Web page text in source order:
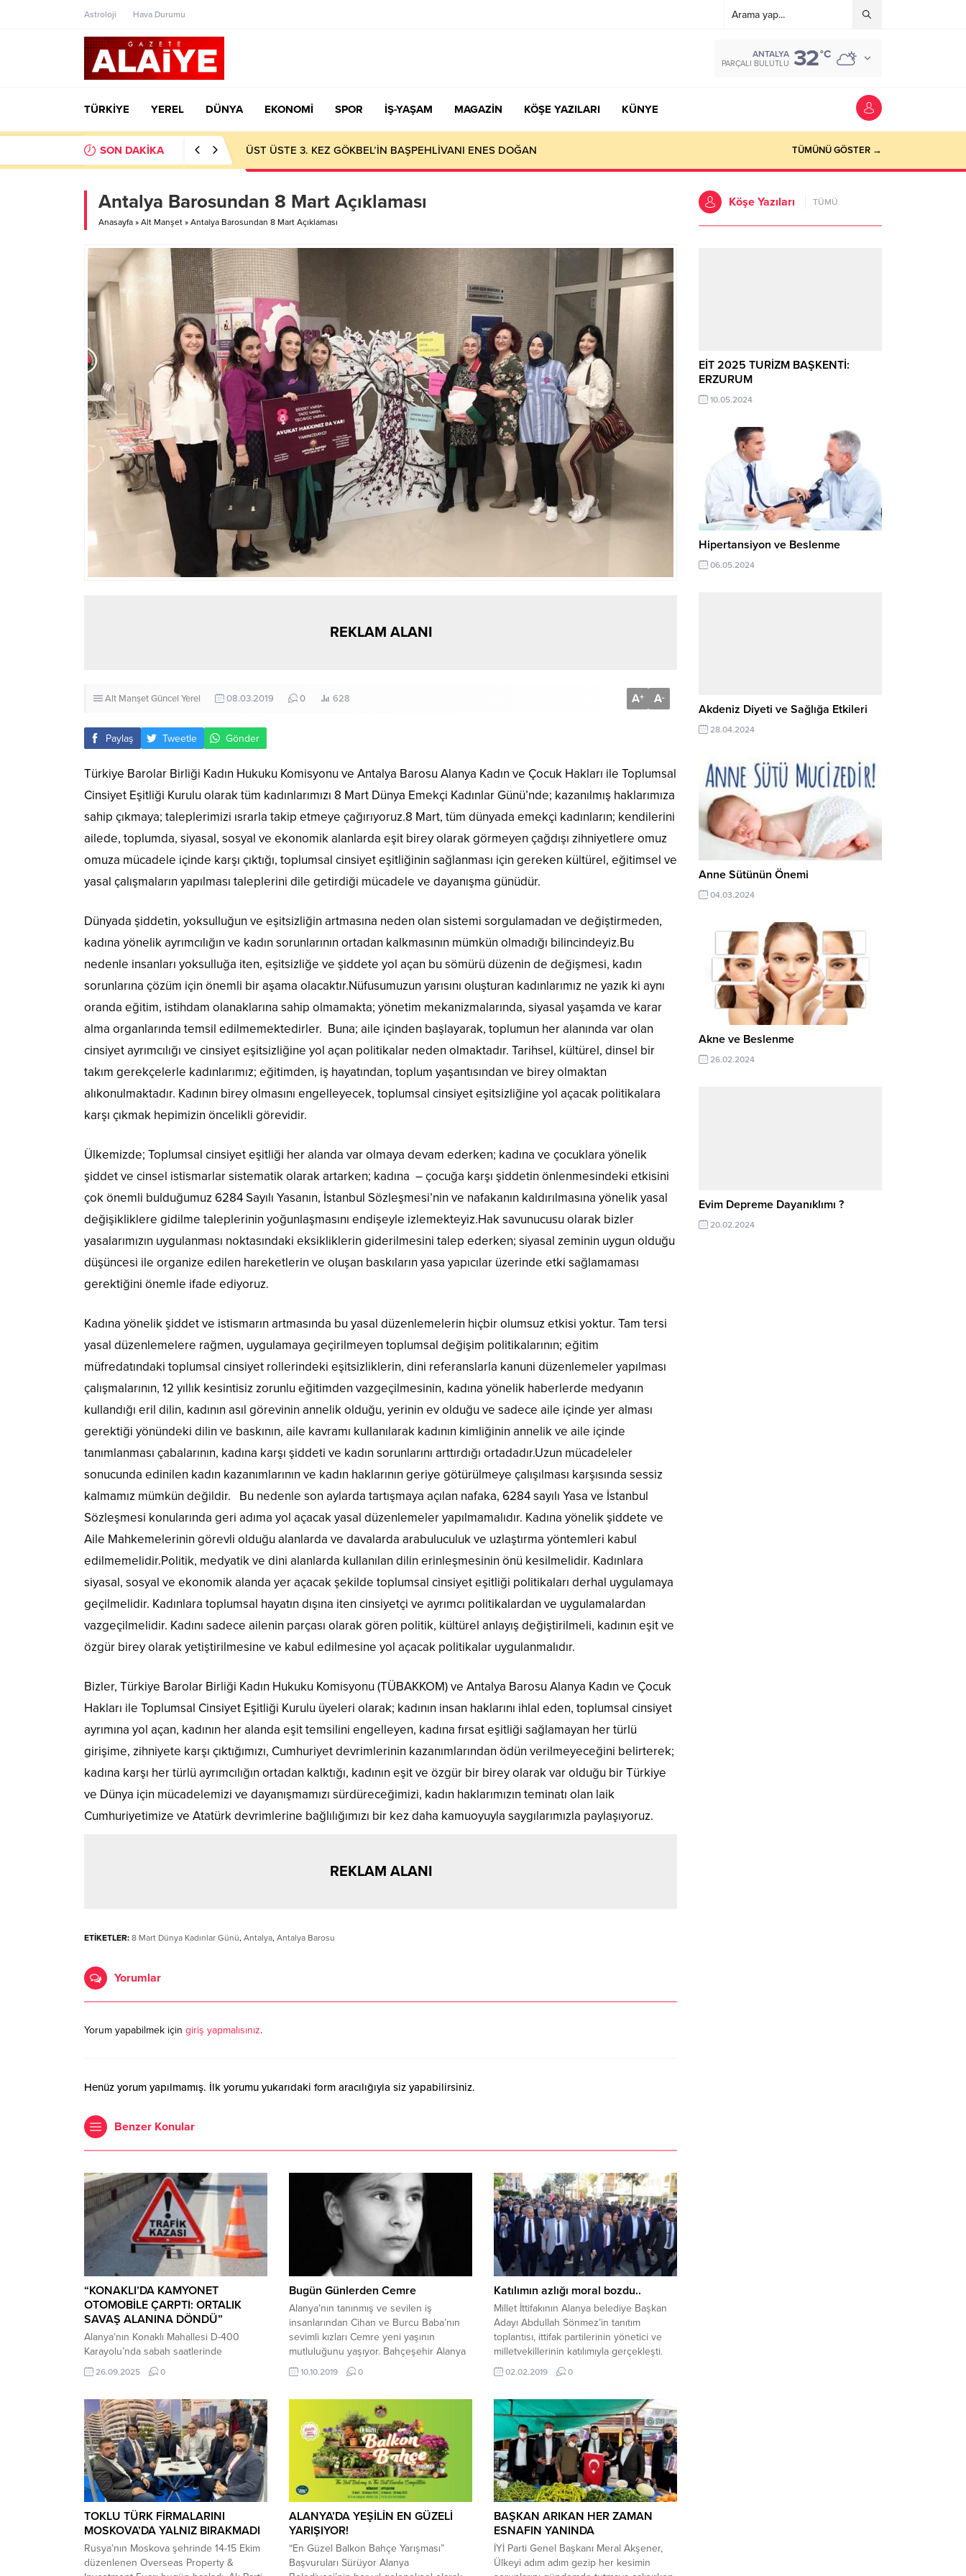
Astroloji Hava Durumu
ANTALYA
PARÇALI BULUTLU 32°C
TÜRKİYE YEREL DÜNYA EKONOMİ SPOR İŞ-YAŞAM MAGAZİN KÖŞE YAZILARI KÜNYE
SON DAKİKA ÜST ÜSTE 3. KEZ GÖKBEL’İN BAŞPEHLİVANI ENES DOĞAN TÜMÜNÜ GÖSTER →
Antalya Barosundan 8 Mart Açıklaması
Anasayfa » Alt Manşet » Antalya Barosundan 8 Mart Açıklaması
REKLAM ALANI
Alt ManşetGüncel Yerel 08.03.2019 0 628 A+ A-
Paylaş Tweetle Gönder
Türkiye Barolar Birliği Kadın Hukuku Komisyonu ve Antalya Barosu Alanya Kadın ve Çocuk Hakları ile Toplumsal
Cinsiyet Eşitliği Kurulu olarak tüm kadınlarımızı 8 Mart Dünya Emekçi Kadınlar Günü’nde; kazanılmış haklarımıza
sahip çıkmaya; taleplerimizi ısrarla takip etmeye çağırıyoruz.8 Mart, tüm dünyada emekçi kadınların; kendilerini
ailede, toplumda, siyasal, sosyal ve ekonomik alanlarda eşit birey olarak görmeyen çağdışı zihniyetlere omuz
omuza mücadele içinde karşı çıktığı, toplumsal cinsiyet eşitliğinin sağlanması için gereken kültürel, eğitimsel ve
yasal çalışmaların yapılması taleplerini dile getirdiği mücadele ve dayanışma günüdür.
Dünyada şiddetin, yoksulluğun ve eşitsizliğin artmasına neden olan sistemi sorgulamadan ve değiştirmeden,
kadına yönelik ayrımcılığın ve kadın sorunlarının ortadan kalkmasının mümkün olmadığı bilincindeyiz.Bu
nedenle insanları yoksulluğa iten, eşitsizliğe ve şiddete yol açan bu sömürü düzenin de değişmesi, kadın
sorunlarına çözüm için önemli bir aşama olacaktır.Nüfusumuzun yarısını oluşturan kadınlarımız ne yazık ki aynı
oranda eğitim, istihdam olanaklarına sahip olmamakta; yönetim mekanizmalarında, siyasal yaşamda ve karar
alma organlarında temsil edilmemektedirler. Buna; aile içinden başlayarak, toplumun her alanında var olan
cinsiyet ayrımcılığı ve cinsiyet eşitsizliğine yol açan politikalar neden olmaktadır. Tarihsel, kültürel, dinsel bir
takım gerekçelerle kadınlarımız; eğitimden, iş hayatından, toplum yaşantısından ve birey olmaktan
alıkonulmaktadır. Kadının birey olmasını engelleyecek, toplumsal cinsiyet eşitsizliğine yol açacak politikalara
karşı çıkmak hepimizin öncelikli görevidir.
Ülkemizde; Toplumsal cinsiyet eşitliği her alanda var olmaya devam ederken; kadına ve çocuklara yönelik
şiddet ve cinsel istismarlar sistematik olarak artarken; kadına – çocuğa karşı şiddetin önlenmesindeki etkisini
çok önemli bulduğumuz 6284 Sayılı Yasanın, İstanbul Sözleşmesi’nin ve nafakanın kaldırılmasına yönelik yasal
değişikliklere gidilme taleplerinin yoğunlaşmasını endişeyle izlemekteyiz.Hak savunucusu olarak bizler
yasalarımızın uygulanması noktasındaki eksikliklerin giderilmesini talep ederken; siyasal zeminin uygun olduğu
düşüncesi ile organize edilen hareketlerin ve oluşan baskıların yasa yapıcılar üzerinde etki sağlamaması
gerektiğini önemle ifade ediyoruz.
Kadına yönelik şiddet ve istismarın artmasında bu yasal düzenlemelerin hiçbir olumsuz etkisi yoktur. Tam tersi
yasal düzenlemelere rağmen, uygulamaya geçirilmeyen toplumsal değişim politikalarının; eğitim
müfredatındaki toplumsal cinsiyet rollerindeki eşitsizliklerin, dini referanslarla kanuni düzenlemeler yapılması
çalışmalarının, 12 yıllık kesintisiz zorunlu eğitimden vazgeçilmesinin, kadına yönelik haberlerde medyanın
kullandığı eril dilin, kadının asıl görevinin annelik olduğu, yerinin ev olduğu ve sadece aile içinde yer alması
gerektiği yönündeki dilin ve baskının, aile kavramı kullanılarak kadının kimliğinin annelik ve aile içinde
tanımlanması çabalarının, kadına karşı şiddeti ve kadın sorunlarını arttırdığı ortadadır.Uzun mücadeleler
sonucunda edinilen kadın kazanımlarının ve kadın haklarının geriye götürülmeye çalışılması karşısında sessiz
kalmamız mümkün değildir. Bu nedenle son aylarda tartışmaya açılan nafaka, 6284 sayılı Yasa ve İstanbul
Sözleşmesi konularında geri adıma yol açacak yasal düzenlemeler yapılmamalıdır. Kadına yönelik şiddete ve
Aile Mahkemelerinin görevli olduğu alanlarda ve davalarda arabuluculuk ve uzlaştırma yöntemleri kabul
edilmemelidir.Politik, medyatik ve dini alanlarda kullanılan dilin erinleşmesinin önü kesilmelidir. Kadınlara
siyasal, sosyal ve ekonomik alanda yer açacak şekilde toplumsal cinsiyet eşitliği politikaları derhal uygulamaya
geçilmelidir. Kadınlara toplumsal hayatın dışına iten cinsiyetçi ve ayrımcı politikalardan ve uygulamalardan
vazgeçilmelidir. Kadını sadece ailenin parçası olarak gören politik, kültürel anlayış değiştirilmeli, kadının eşit ve
özgür birey olarak yetiştirilmesine ve kabul edilmesine yol açacak politikalar uygulanmalıdır.
Bizler, Türkiye Barolar Birliği Kadın Hukuku Komisyonu (TÜBAKKOM) ve Antalya Barosu Alanya Kadın ve Çocuk
Hakları ile Toplumsal Cinsiyet Eşitliği Kurulu üyeleri olarak; kadının insan haklarını ihlal eden, toplumsal cinsiyet
ayrımına yol açan, kadının her alanda eşit temsilini engelleyen, kadına fırsat eşitliği sağlamayan her türlü
girişime, zihniyete karşı çıktığımızı, Cumhuriyet devrimlerinin kazanımlarından ödün verilmeyeceğini belirterek;
kadına karşı her türlü ayrımcılığın ortadan kalktığı, kadının eşit ve özgür bir birey olarak var olduğu bir Türkiye
ve Dünya için mücadelemizi ve dayanışmamızı sürdüreceğimizi, kadın haklarımızın teminatı olan laik
Cumhuriyetimize ve Atatürk devrimlerine bağlılığımızı bir kez daha kamuoyuyla saygılarımızla paylaşıyoruz.
REKLAM ALANI
ETİKETLER: 8 Mart Dünya Kadınlar Günü, Antalya, Antalya Barosu
Yorumlar
Yorum yapabilmek için giriş yapmalısınız.
Henüz yorum yapılmamış. İlk yorumu yukarıdaki form aracılığıyla siz yapabilirsiniz.
Benzer Konular
“KONAKLI’DA KAMYONET
OTOMOBİLE ÇARPTI: ORTALIK
SAVAŞ ALANINA DÖNDÜ”
Alanya’nın Konaklı Mahallesi D-400
Karayolu’nda sabah saatlerinde
kamyonet ile otomobil çarpıştı. Şiddetli
kazada araçlar adeta hurdaya dönerken,
yerine gelen sağlık ekipleri yaralılara ilk
müdahaleyi yaparak hastaneye kaldırdı.
Kazanın ardından bölgede trafik akışı bir
süre aksarken, jandarma ve polis ekipleri
soruşturma başlattı.
26.09.2025 0
Bugün Günlerden Cemre
Alanya’nın tanınmış ve sevilen iş
insanlarından Cihan ve Burcu Baba’nın
sevimli kızları Cemre yeni yaşının
mutluluğunu yaşıyor. Bahçeşehir Alanya
Koleji Yönetim Kurulu Başkanı Cihan
Baba, biricik kızının mutlu gününü
sevdikleriyle paylaşmanın da
mutluluğunu yaşadı. Sevdikleri minik
Cemre’nin yeni yaşını mesajları ile
kutladılar.
10.10.2019 0
Katılımın azlığı moral bozdu..
Millet İttifakının Alanya belediye Başkan
Adayı Abdullah Sönmez’in tanıtım
toplantısı, ittifak partilerinin yönetici ve
milletvekillerinin katılımıyla gerçekleşti.
Millet İttifakının Antalya Büyükşehir
Belediye Başkan Adayı CHP’li Muhittin
İyi Partili Abdullah Sönmez’in tanıtıldığı
toplantıya, her iki partinin İl Başkanlarının
yanı sıra İyi Parti Antalya Milletvekilleri,
Feridun...
02.02.2019 0
TOKLU TÜRK FİRMALARINI
MOSKOVA’DA YALNIZ BIRAKMADI
Rusya’nın Moskova şehrinde 14-15 Ekim
düzenlenen Overseas Property &
ALANYA’DA YEŞİLİN EN GÜZELİ
YARIŞIYOR!
“En Güzel Balkon Bahçe Yarışması”
Başvuruları Sürüyor Alanya
BAŞKAN ARIKAN HER ZAMAN
ESNAFIN YANINDA
İYİ Parti Genel Başkanı Meral Akşener,
Ülkeyi adım adım gezip her kesimin
Köşe Yazıları TÜMÜ
EİT 2025 TURİZM BAŞKENTİ:
ERZURUM
10.05.2024
Hipertansiyon ve Beslenme
06.05.2024
Akdeniz Diyeti ve Sağlığa Etkileri
28.04.2024
Anne Sütünün Önemi
04.03.2024
Akne ve Beslenme
26.02.2024
Evim Depreme Dayanıklımı ?
20.02.2024